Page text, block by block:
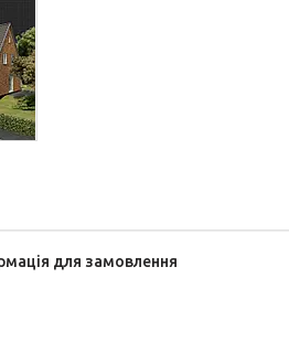
для замовлення